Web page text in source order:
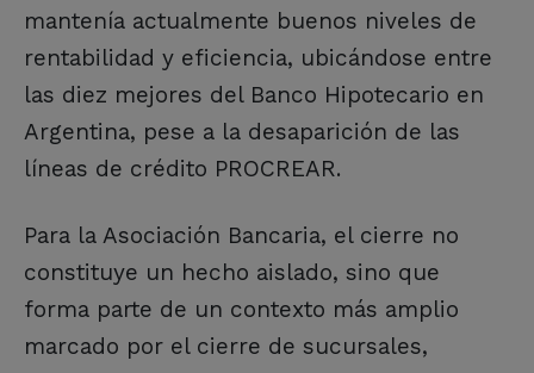
mantenía actualmente buenos niveles de
rentabilidad y eficiencia, ubicándose entre
las diez mejores del Banco Hipotecario en
Argentina, pese a la desaparición de las
líneas de crédito PROCREAR.
Para la Asociación Bancaria, el cierre no
constituye un hecho aislado, sino que
forma parte de un contexto más amplio
marcado por el cierre de sucursales,